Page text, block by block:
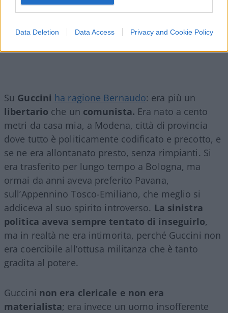
Data Deletion Data Access Privacy and Cookie Policy
Su Guccini ha ragione Bernaudo: era più un
libertario che un comunista. Era nato a cento
metri da casa mia, a Modena, città di provincia
dove tutto è politicamente codificato e precotto, e
se ne era allontanato presto, senza rimpianti. Si
era trasferito per lungo tempo a Bologna, ma
ormai da anni aveva preferito Pavana,
sull’Appennino Tosco-Emiliano, che meglio si
addiceva al suo spirito introverso. La sinistra
politica aveva sempre tentato di inseguirlo,
ma in realtà ne era intimorita, perché Guccini non
era coercibile all’ottusa militanza che è tanto
gradita al potere.
Guccini non era clericale e non era
materialista; era invece un uomo insofferente